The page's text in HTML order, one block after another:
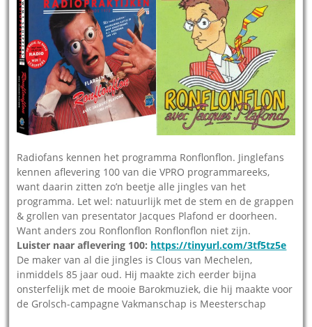
Radiofans kennen het programma Ronflonflon. Jinglefans
kennen aflevering 100 van die VPRO programmareeks,
want daarin zitten zo’n beetje alle jingles van het
programma. Let wel: natuurlijk met de stem en de grappen
& grollen van presentator Jacques Plafond er doorheen.
Want anders zou Ronflonflon Ronflonflon niet zijn.
Luister naar aflevering 100: https://tinyurl.com/3tf5tz5e
De maker van al die jingles is Clous van Mechelen,
inmiddels 85 jaar oud. Hij maakte zich eerder bijna
onsterfelijk met de mooie Barokmuziek, die hij maakte voor
de Grolsch-campagne Vakmanschap is Meesterschap